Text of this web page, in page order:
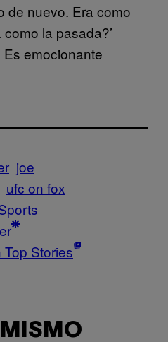
de nuevo. Era como
la pasada?’
emocionante
joe
ufc on fox
Stories
MISMO